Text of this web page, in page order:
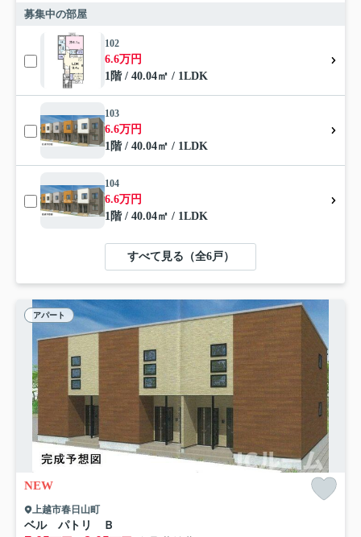
募集中の部屋
102
6.6万円
1階 / 40.04㎡ / 1LDK
103
6.6万円
1階 / 40.04㎡ / 1LDK
104
6.6万円
1階 / 40.04㎡ / 1LDK
すべて見る（全6戸）
アパート
NEW
上越市春日山町
ベル パトリ Ｂ